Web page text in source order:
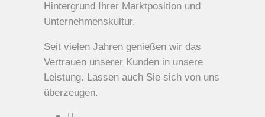
Hintergrund Ihrer Marktposition und
Unternehmenskultur.
Seit vielen Jahren genießen wir das
Vertrauen unserer Kunden in unsere
Leistung. Lassen auch Sie sich von uns
überzeugen.